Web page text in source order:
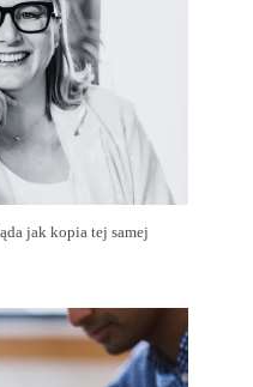
jak kopia tej samej